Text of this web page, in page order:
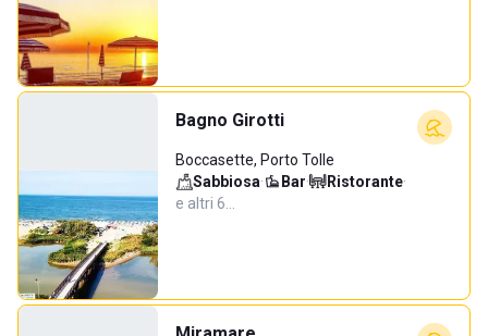
Bagno Girotti
Boccasette, Porto Tolle
Sabbiosa· Bar· Ristorante·
e altri 6…